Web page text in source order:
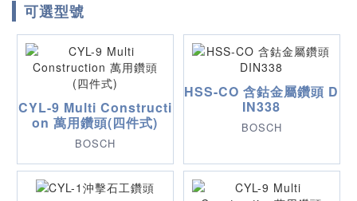
可選型號
CYL-9 Multi Constructi
on 萬用鑽頭(四件式)
BOSCH
HSS-CO 含鈷金屬鑽頭 D
IN338
BOSCH